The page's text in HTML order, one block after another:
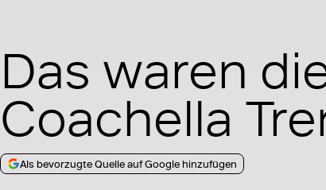
Das waren
Coachella
Als bevorzugte Quelle auf Google hinzufügen